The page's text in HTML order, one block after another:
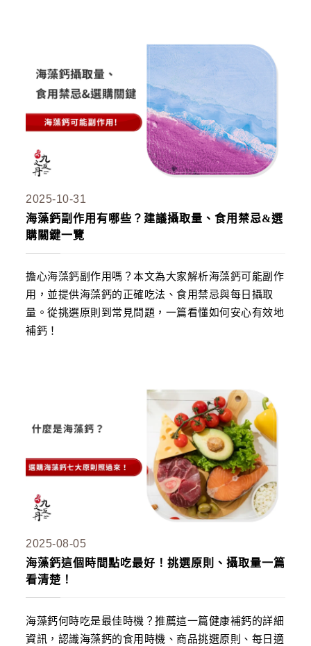
2025-10-31
海藻鈣副作用有哪些？建議攝取量、食用禁忌&選
購關鍵一覽
擔心海藻鈣副作用嗎？本文為大家解析海藻鈣可能副作
用，並提供海藻鈣的正確吃法、食用禁忌與每日攝取
量。從挑選原則到常見問題，一篇看懂如何安心有效地
補鈣！
2025-08-05
海藻鈣這個時間點吃最好！挑選原則、攝取量一篇
看清楚！
海藻鈣何時吃是最佳時機？推薦這一篇健康補鈣的詳細
資訊，認識海藻鈣的食用時機、商品挑選原則、每日適